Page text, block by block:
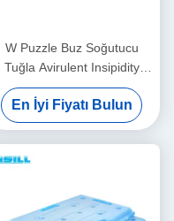
W Puzzle Buz Soğutucu
Tuğla Avirulent Insipidity
PCM Dondurulmuş Yiyecek
İçecekleri İçin İç Malzeme
En İyi Fiyatı Bulun